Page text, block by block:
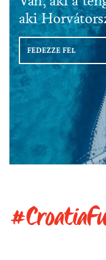
aki
FEDEZZE FEL